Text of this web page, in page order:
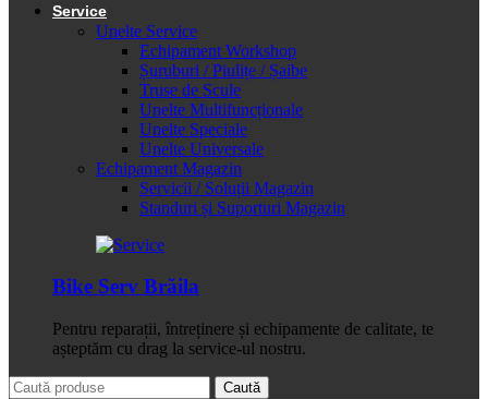
Service
Unelte Service
Echipament Workshop
Șuruburi / Piulițe / Șaibe
Truse de Scule
Unelte Multifuncționale
Unelte Speciale
Unelte Universale
Echipament Magazin
Servicii / Soluții Magazin
Standuri și Suporturi Magazin
Bike Serv Brăila
Pentru reparații, întreținere și echipamente de calitate, te
așteptăm cu drag la service-ul nostru.
Caută